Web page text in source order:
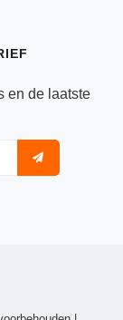
en de laatste